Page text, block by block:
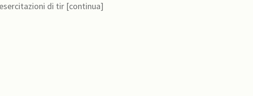
di tir [continua]